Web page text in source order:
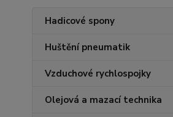
Hadicové spony
Huštění pneumatik
Vzduchové rychlospojky
Olejová a mazací technika